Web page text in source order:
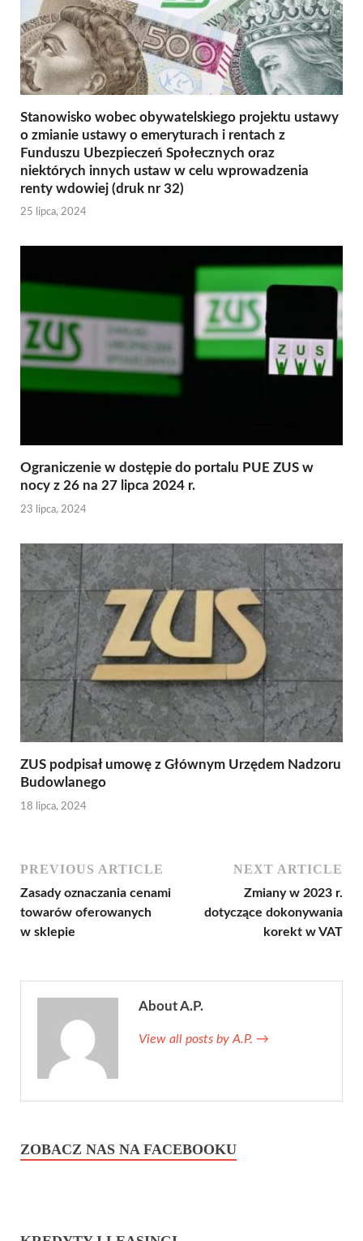
Stanowisko wobec obywatelskiego projektu ustawy
o zmianie ustawy o emeryturach i rentach z
Funduszu Ubezpieczeń Społecznych oraz
niektórych innych ustaw w celu wprowadzenia
renty wdowiej (druk nr 32)
25 lipca, 2024
Ograniczenie w dostępie do portalu PUE ZUS w
nocy z 26 na 27 lipca 2024 r.
23 lipca, 2024
ZUS podpisał umowę z Głównym Urzędem Nadzoru
Budowlanego
18 lipca, 2024
PREVIOUS ARTICLE
Zasady oznaczania cenami
towarów oferowanych
w sklepie
NEXT ARTICLE
Zmiany w 2023 r.
dotyczące dokonywania
korekt w VAT
About A.P.
View all posts by A.P. →
ZOBACZ NAS NA FACEBOOKU